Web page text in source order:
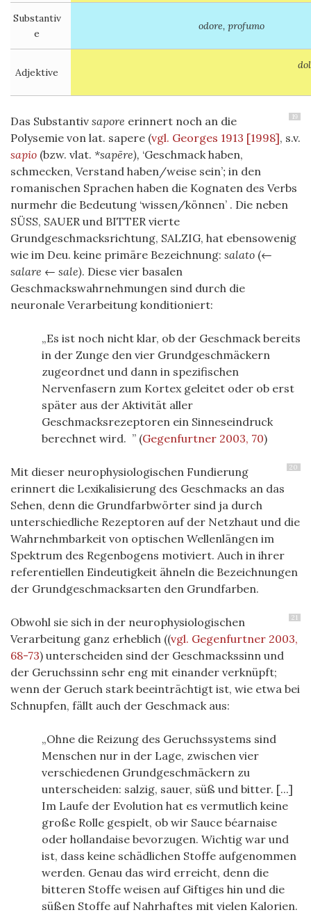
Substantiv
e
odore, profumo
Adjektive
19
Das Substantiv sapore erinnert noch an die
Polysemie von lat. sapere (vgl. Georges 1913 [1998], s.v.
sapio (bzw. vlat. *sapēre), ‘Geschmack haben,
schmecken, Verstand haben/weise sein’; in den
romanischen Sprachen haben die Kognaten des Verbs
nurmehr die Bedeutung ‘wissen/können’ . Die neben
SÜSS, SAUER und BITTER vierte
Grundgeschmacksrichtung, SALZIG, hat ebensowenig
wie im Deu. keine primäre Bezeichnung: salato (←
salare ← sale). Diese vier basalen
Geschmackswahrnehmungen sind durch die
neuronale Verarbeitung konditioniert:
Es ist noch nicht klar, ob der Geschmack bereits
in der Zunge den vier Grundgeschmäckern
zugeordnet und dann in spezifischen
Nervenfasern zum Kortex geleitet oder ob erst
später aus der Aktivität aller
Geschmacksrezeptoren ein Sinneseindruck
berechnet wird.
(Gegenfurtner 2003, 70)
20
Mit dieser neurophysiologischen Fundierung
erinnert die Lexikalisierung des Geschmacks an das
Sehen, denn die Grundfarbwörter sind ja durch
unterschiedliche Rezeptoren auf der Netzhaut und die
Wahrnehmbarkeit von optischen Wellenlängen im
Spektrum des Regenbogens motiviert. Auch in ihrer
referentiellen Eindeutigkeit ähneln die Bezeichnungen
der Grundgeschmacksarten den Grundfarben.
21
Obwohl sie sich in der neurophysiologischen
Verarbeitung ganz erheblich ((vgl. Gegenfurtner 2003,
68-73) unterscheiden sind der Geschmackssinn und
der Geruchssinn sehr eng mit einander verknüpft;
wenn der Geruch stark beeinträchtigt ist, wie etwa bei
Schnupfen, fällt auch der Geschmack aus:
Ohne die Reizung des Geruchssystems sind
Menschen nur in der Lage, zwischen vier
verschiedenen Grundgeschmäckern zu
unterscheiden: salzig, sauer, süß und bitter. [...]
Im Laufe der Evolution hat es vermutlich keine
große Rolle gespielt, ob wir Sauce béarnaise
oder hollandaise bevorzugen. Wichtig war und
ist, dass keine schädlichen Stoffe aufgenommen
werden. Genau das wird erreicht, denn die
bitteren Stoffe weisen auf Giftiges hin und die
süßen Stoffe auf Nahrhaftes mit vielen Kalorien.